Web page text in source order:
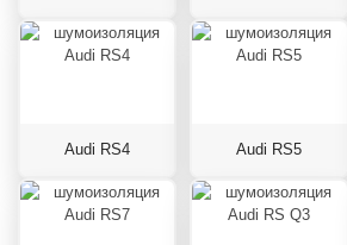
Audi RS4 Audi RS5